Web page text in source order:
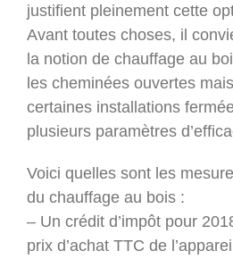
justifient pleinement cette
Avant toutes choses, il
la notion de chauffage au
les cheminées ouvertes
certaines installations
plusieurs paramètres
Voici quelles sont les
du chauffage au bois :
– Un crédit d’impôt pour
prix d’achat TTC de